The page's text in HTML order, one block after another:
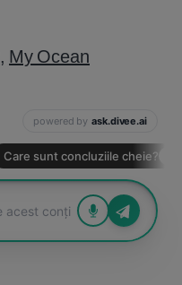
, My Ocean